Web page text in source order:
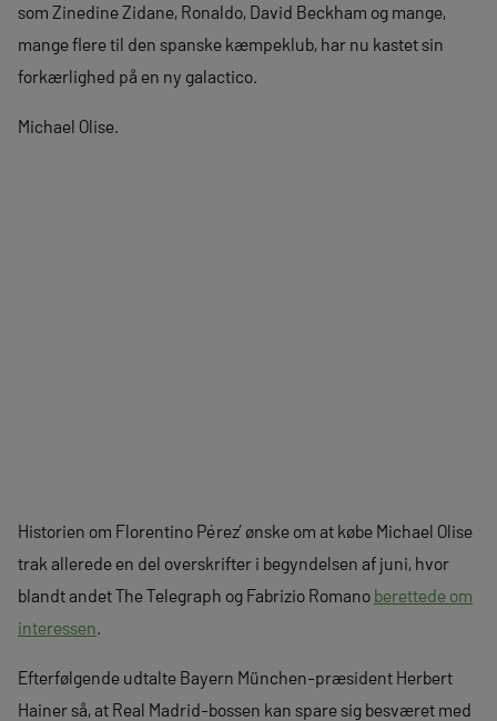
som Zinedine Zidane, Ronaldo, David Beckham og mange,
mange flere til den spanske kæmpeklub, har nu kastet sin
forkærlighed på en ny galactico.
Michael Olise.
Historien om Florentino Pérez’ ønske om at købe Michael Olise
trak allerede en del overskrifter i begyndelsen af juni, hvor
blandt andet The Telegraph og Fabrizio Romano berettede om
interessen.
Efterfølgende udtalte Bayern München-præsident Herbert
Hainer så, at Real Madrid-bossen kan spare sig besværet med